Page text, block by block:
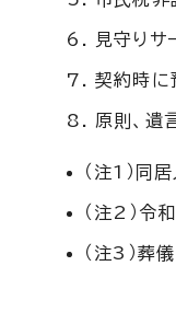
見守りサ
契約時に
原則、遺
（注1）同
（注2）
（注3）葬